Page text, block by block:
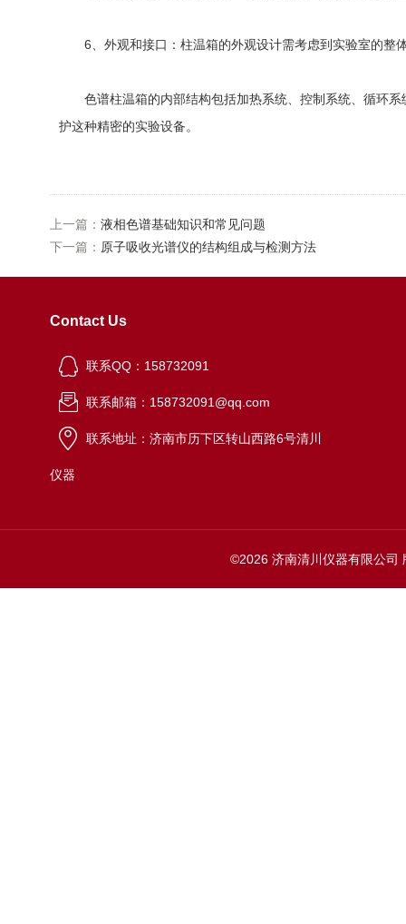
6、外观和接口：柱温箱的外观设计需考虑到实验室的整
色谱柱温箱的内部结构包括加热系统、控制系统、循环系
护这种精密的实验设备。
上一篇： 液相色谱基础知识和常见问题
下一篇： 原子吸收光谱仪的结构组成与检测方法
Contact Us
联系QQ：158732091
联系邮箱：158732091@qq.com
联系地址：济南市历下区转山西路6号清川
仪器
©2026 济南清川仪器有限公